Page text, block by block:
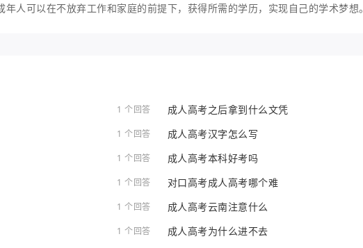
人可以在不放弃工作和家庭的前提下，获得所需的学历，实现自己的学术梦想。
1 个回答 成人高考之后拿到什么文凭
1 个回答 成人高考汉字怎么写
1 个回答 成人高考本科好考吗
1 个回答 对口高考成人高考哪个难
1 个回答 成人高考云南注意什么
1 个回答 成人高考为什么进不去